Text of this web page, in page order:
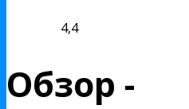
4,4
Обзор -